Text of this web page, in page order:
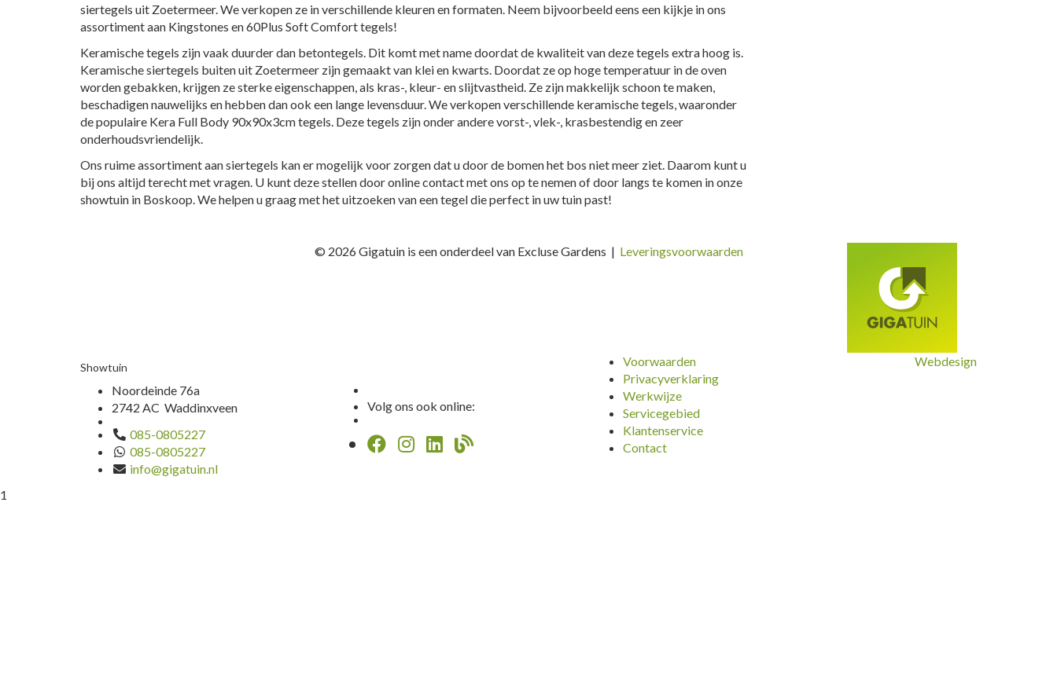
siertegels uit Zoetermeer. We verkopen ze in verschillende kleuren en formaten. Neem bijvoorbeeld eens een kijkje in ons
assortiment aan Kingstones en 60Plus Soft Comfort tegels!
Keramische tegels zijn vaak duurder dan betontegels. Dit komt met name doordat de kwaliteit van deze tegels extra hoog is.
Keramische siertegels buiten uit Zoetermeer zijn gemaakt van klei en kwarts. Doordat ze op hoge temperatuur in de oven
worden gebakken, krijgen ze sterke eigenschappen, als kras-, kleur- en slijtvastheid. Ze zijn makkelijk schoon te maken,
beschadigen nauwelijks en hebben dan ook een lange levensduur. We verkopen verschillende keramische tegels, waaronder
de populaire Kera Full Body 90x90x3cm tegels. Deze tegels zijn onder andere vorst-, vlek-, krasbestendig en zeer
onderhoudsvriendelijk.
Ons ruime assortiment aan siertegels kan er mogelijk voor zorgen dat u door de bomen het bos niet meer ziet. Daarom kunt u
bij ons altijd terecht met vragen. U kunt deze stellen door online contact met ons op te nemen of door langs te komen in onze
showtuin in Boskoop. We helpen u graag met het uitzoeken van een tegel die perfect in uw tuin past!
© 2026 Gigatuin is een onderdeel van Excluse Gardens | Leveringsvoorwaarden
Showtuin
Noordeinde 76a
2742 AC Waddinxveen
085-0805227
085-0805227
info@gigatuin.nl
Volg ons ook online:
Voorwaarden
Privacyverklaring
Werkwijze
Servicegebied
Klantenservice
Contact
Webdesign
1